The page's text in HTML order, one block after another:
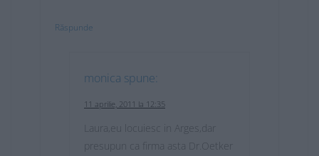
Răspunde
monica spune:
11 aprilie, 2011 la 12:35
Laura,eu locuiesc in Arges,dar
presupun ca firma asta Dr.Oetker